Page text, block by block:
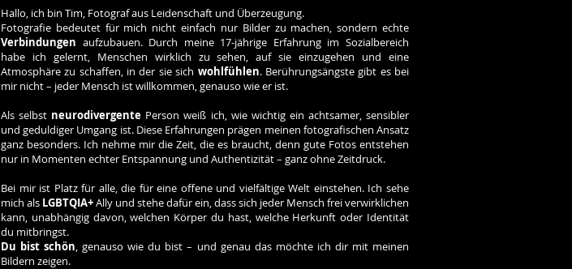
Hallo, ich bin Tim, Fotograf aus Leidenschaft und Überzeugung.
Fotografie bedeutet für mich nicht einfach nur Bilder zu machen, sondern echte
Verbindungen aufzubauen. Durch meine 17-jährige Erfahrung im Sozialbereich
habe ich gelernt, Menschen wirklich zu sehen, auf sie einzugehen und eine
Atmosphäre zu schaffen, in der sie sich wohlfühlen. Berührungsängste gibt es bei
mir nicht – jeder Mensch ist willkommen, genauso wie er ist.
Als selbst neurodivergente Person weiß ich, wie wichtig ein achtsamer, sensibler
und geduldiger Umgang ist. Diese Erfahrungen prägen meinen fotografischen Ansatz
ganz besonders. Ich nehme mir die Zeit, die es braucht, denn gute Fotos entstehen
nur in Momenten echter Entspannung und Authentizität – ganz ohne Zeitdruck.
Bei mir ist Platz für alle, die für eine offene und vielfältige Welt einstehen. Ich sehe
mich als LGBTQIA+Ally und stehe dafür ein, dass sich jeder Mensch frei verwirklichen
kann, unabhängig davon, welchen Körper du hast, welche Herkunft oder Identität
du mitbringst.
Du bist schön, genauso wie du bist – und genau das möchte ich dir mit meinen
Bildern zeigen.